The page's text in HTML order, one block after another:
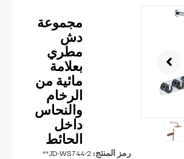
مجموعة
دش
مطري
بعلامة
مائية من
الرخام
والنحاس
داخل
الحائط
رمز المنتج:JD-WS744-2**